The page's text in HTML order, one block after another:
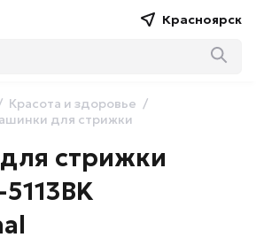
Красноярск
Красота и здоровье
для стрижки
стрижки